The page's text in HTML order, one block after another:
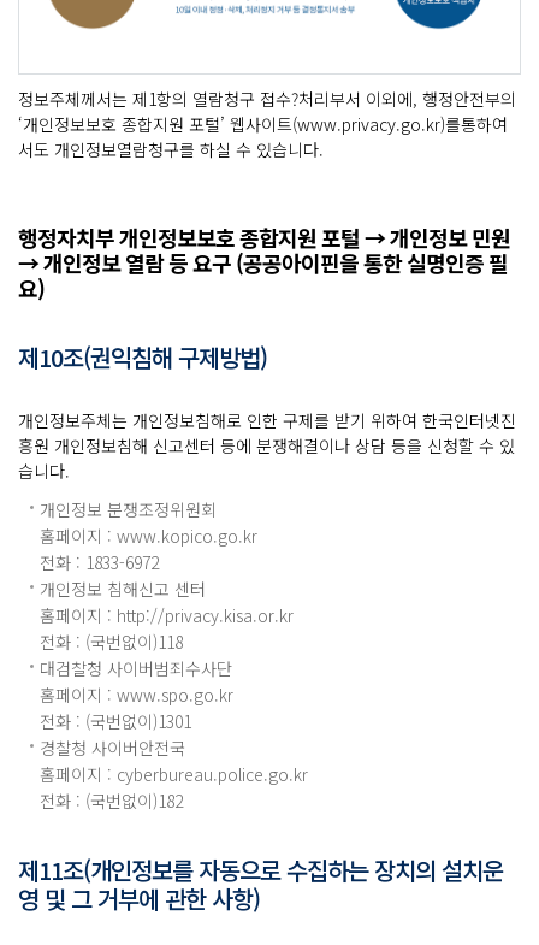
정보주체께서는 제1항의 열람청구 접수?처리부서 이외에, 행정안전부의
‘개인정보보호 종합지원 포털’ 웹사이트(www.privacy.go.kr)를통하여
서도 개인정보열람청구를 하실 수 있습니다.
행정자치부 개인정보보호 종합지원 포털 → 개인정보 민원
→ 개인정보 열람 등 요구 (공공아이핀을 통한 실명인증 필
요)
제10조(권익침해 구제방법)
개인정보주체는 개인정보침해로 인한 구제를 받기 위하여 한국인터넷진
흥원 개인정보침해 신고센터 등에 분쟁해결이나 상담 등을 신청할 수 있
습니다.
개인정보 분쟁조정위원회
홈페이지 : www.kopico.go.kr
전화 : 1833-6972
개인정보 침해신고 센터
홈페이지 : http://privacy.kisa.or.kr
전화 : (국번없이)118
대검찰청 사이버범죄수사단
홈페이지 : www.spo.go.kr
전화 : (국번없이)1301
경찰청 사이버안전국
홈페이지 : cyberbureau.police.go.kr
전화 : (국번없이)182
제11조(개인정보를 자동으로 수집하는 장치의 설치운
영 및 그 거부에 관한 사항)